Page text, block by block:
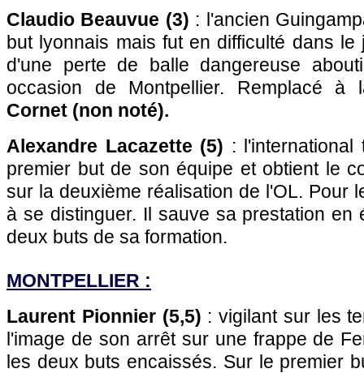
Claudio Beauvue (3) : l'ancien
but lyonnais mais fut en difficulté dans
d'une perte de balle dangereuse
occasion de Montpellier. Remplacé
Cornet (non noté).
Alexandre Lacazette (5) :
premier but de son équipe et obtient le
sur la deuxième réalisation de l'OL. Pour
à se distinguer. Il sauve sa prestation en
deux buts de sa formation.
MONTPELLIER :
Laurent Pionnier (5,5) : vigilant sur les
l'image de son arrêt sur une frappe de
les deux buts encaissés. Sur le premier